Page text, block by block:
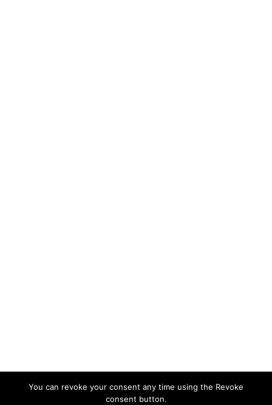
You can revoke your consent any time using the Revoke
consent button.